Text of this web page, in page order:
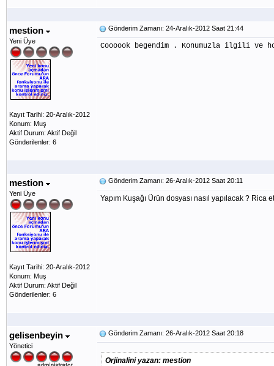
mestion
Yeni Üye
Kayıt Tarihi: 20-Aralık-2012
Konum: Muş
Aktif Durum: Aktif Değil
Gönderilenler: 6
Gönderim Zamanı: 24-Aralık-2012 Saat 21:44
Coooook begendim . Konumuzla ilgili ve
mestion
Yeni Üye
Kayıt Tarihi: 20-Aralık-2012
Konum: Muş
Aktif Durum: Aktif Değil
Gönderilenler: 6
Gönderim Zamanı: 26-Aralık-2012 Saat 20:11
Yapım Kuşağı Ürün dosyası nasıl yapılacak ? Rica
gelisenbeyin
Yönetici
Gönderim Zamanı: 26-Aralık-2012 Saat 20:18
Orjinalini yazan: mestion